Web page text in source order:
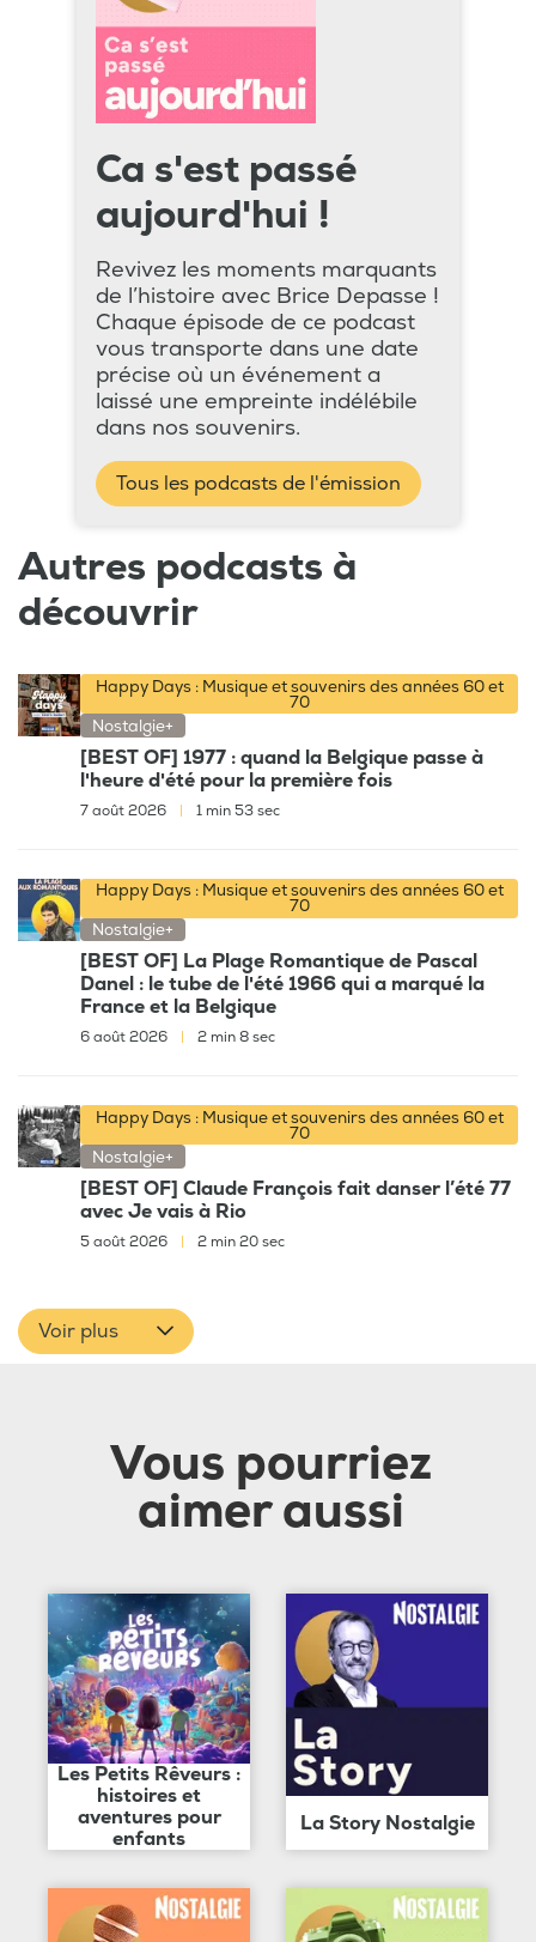
Ca s'est passé
aujourd'hui !
Revivez les moments marquants
de l’histoire avec Brice Depasse !
Chaque épisode de ce podcast
vous transporte dans une date
précise où un événement a
laissé une empreinte indélébile
dans nos souvenirs.
Tous les podcasts de l'émission
Autres podcasts à
découvrir
Happy Days : Musique et souvenirs des années 60 et
70
Nostalgie+
[BEST OF] 1977 : quand la Belgique passe à
l'heure d'été pour la première fois
7 août 2026 1 min 53 sec
Happy Days : Musique et souvenirs des années 60 et
70
Nostalgie+
[BEST OF] La Plage Romantique de Pascal
Danel : le tube de l'été 1966 qui a marqué la
France et la Belgique
6 août 2026 2 min 8 sec
Happy Days : Musique et souvenirs des années 60 et
70
Nostalgie+
[BEST OF] Claude François fait danser l’été 77
avec Je vais à Rio
5 août 2026 2 min 20 sec
Voir plus
Vous pourriez
aimer aussi
Les Petits Rêveurs :
histoires et
aventures pour
enfants
La Story Nostalgie